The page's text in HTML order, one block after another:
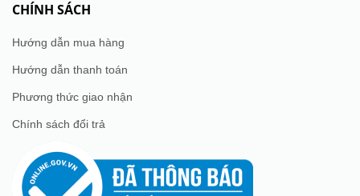
CHÍNH SÁCH
Hướng dẫn mua hàng
Hướng dẫn thanh toán
Phương thức giao nhận
Chính sách đổi trả